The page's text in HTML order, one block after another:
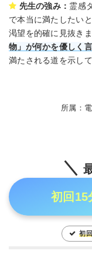
先生の強み： 霊感
で本当に満たしたい
渇望を的確に見抜き
物」が何かを優しく
満たされる道を示し
所属：
初回15
初